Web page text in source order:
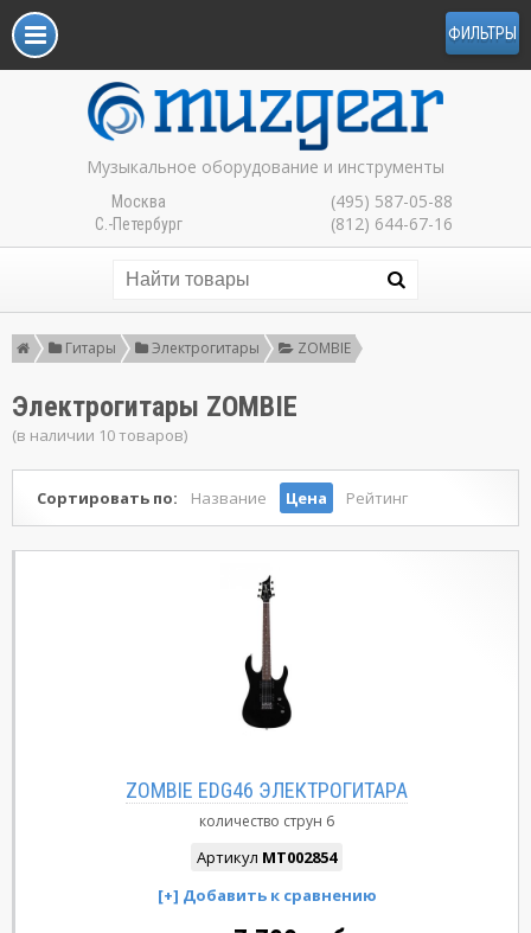
ФИЛЬТРЫ
Музыкальное оборудование и инструменты
Москва (495) 587-05-88
С.-Петербург (812) 644-67-16
Гитары Электрогитары ZOMBIE
Электрогитары ZOMBIE
(в наличии 10 товаров)
Сортировать по: Название Цена Рейтинг
ZOMBIE EDG46 ЭЛЕКТРОГИТАРА
количество струн 6
Артикул MT002854